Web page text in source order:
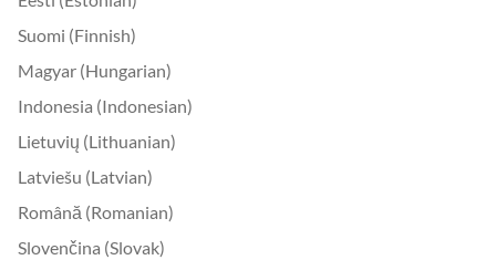
Suomi (Finnish)
Magyar (Hungarian)
Indonesia (Indonesian)
Lietuvių (Lithuanian)
Latviešu (Latvian)
Română (Romanian)
Slovenčina (Slovak)